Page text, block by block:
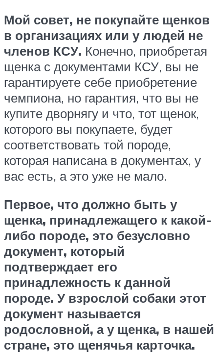
Мой совет, не покупайте щенков
в организациях или у людей не
членов КСУ. Конечно, приобретая
щенка с документами КСУ, вы не
гарантируете себе приобретение
чемпиона, но гарантия, что вы не
купите дворнягу и что, тот щенок,
которого вы покупаете, будет
соответствовать той породе,
которая написана в документах, у
вас есть, а это уже не мало.
Первое, что должно быть у
щенка, принадлежащего к какой-
либо породе, это безусловно
документ, который
подтверждает его
принадлежность к данной
породе. У взрослой собаки этот
документ называется
родословной, а у щенка, в нашей
стране, это щенячья карточка.